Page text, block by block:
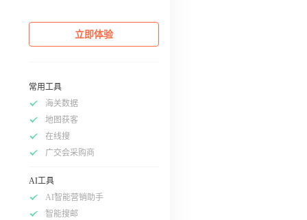
立即体验
常用工具
海关数据
地图获客
在线搜
广交会采购商
AI工具
AI智能营销助手
智能搜邮